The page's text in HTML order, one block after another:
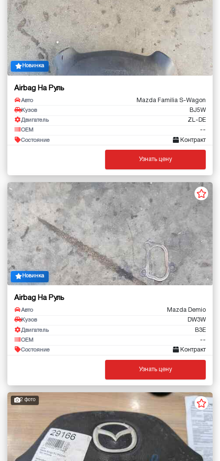
Новинка
Airbag На Руль
Авто Mazda Familia S-Wagon
Кузов BJ5W
Двигатель ZL-DE
OEM --
Состояние Контракт
Узнать цену
Новинка
Airbag На Руль
Авто Mazda Demio
Кузов DW3W
Двигатель B3E
OEM --
Состояние Контракт
Узнать цену
2 фото